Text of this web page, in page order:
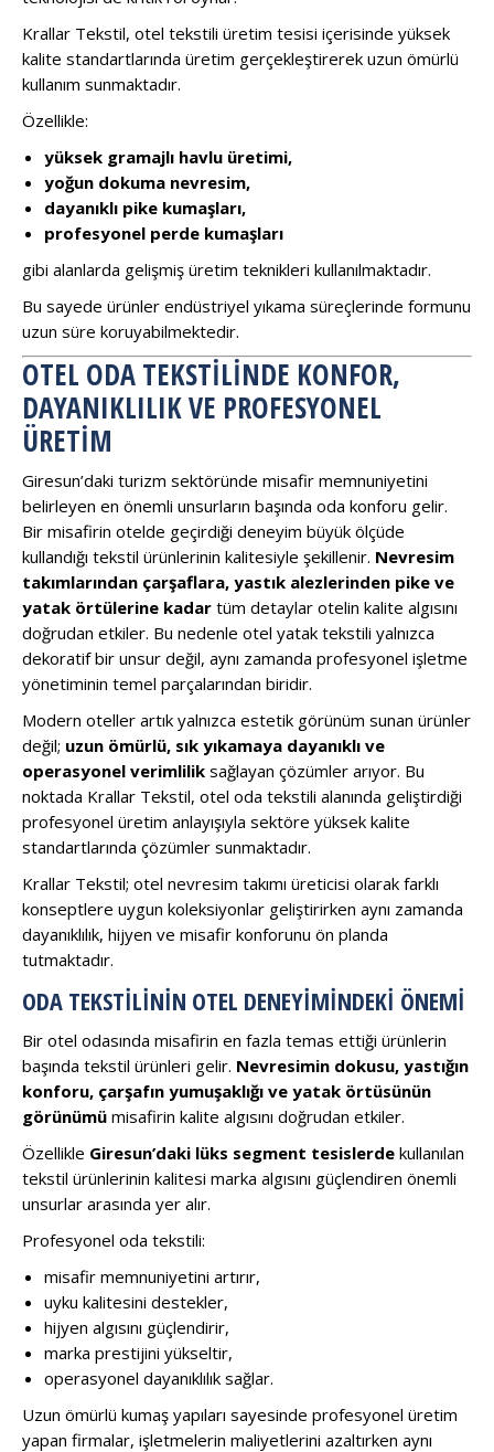
Krallar Tekstil, otel tekstili üretim tesisi içerisinde yüksek
kalite standartlarında üretim gerçekleştirerek uzun ömürlü
kullanım sunmaktadır.
Özellikle:
yüksek gramajlı havlu üretimi,
yoğun dokuma nevresim,
dayanıklı pike kumaşları,
profesyonel perde kumaşları
gibi alanlarda gelişmiş üretim teknikleri kullanılmaktadır.
Bu sayede ürünler endüstriyel yıkama süreçlerinde formunu
uzun süre koruyabilmektedir.
OTEL ODA TEKSTILINDE KONFOR,
DAYANIKLILIK VE PROFESYONEL
ÜRETIM
Giresun’daki turizm sektöründe misafir memnuniyetini
belirleyen en önemli unsurların başında oda konforu gelir.
Bir misafirin otelde geçirdiği deneyim büyük ölçüde
kullandığı tekstil ürünlerinin kalitesiyle şekillenir. Nevresim
takımlarından çarşaflara, yastık alezlerinden pike ve
yatak örtülerine kadar tüm detaylar otelin kalite algısını
doğrudan etkiler. Bu nedenle otel yatak tekstili yalnızca
dekoratif bir unsur değil, aynı zamanda profesyonel işletme
yönetiminin temel parçalarından biridir.
Modern oteller artık yalnızca estetik görünüm sunan ürünler
değil; uzun ömürlü, sık yıkamaya dayanıklı ve
operasyonel verimlilik sağlayan çözümler arıyor. Bu
noktada Krallar Tekstil, otel oda tekstili alanında geliştirdiği
profesyonel üretim anlayışıyla sektöre yüksek kalite
standartlarında çözümler sunmaktadır.
Krallar Tekstil; otel nevresim takımı üreticisi olarak farklı
konseptlere uygun koleksiyonlar geliştirirken aynı zamanda
dayanıklılık, hijyen ve misafir konforunu ön planda
tutmaktadır.
ODA TEKSTILININ OTEL DENEYIMINDEKI ÖNEMI
Bir otel odasında misafirin en fazla temas ettiği ürünlerin
başında tekstil ürünleri gelir. Nevresimin dokusu, yastığın
konforu, çarşafın yumuşaklığı ve yatak örtüsünün
görünümü misafirin kalite algısını doğrudan etkiler.
Özellikle Giresun’daki lüks segment tesislerde kullanılan
tekstil ürünlerinin kalitesi marka algısını güçlendiren önemli
unsurlar arasında yer alır.
Profesyonel oda tekstili:
misafir memnuniyetini artırır,
uyku kalitesini destekler,
hijyen algısını güçlendirir,
marka prestijini yükseltir,
operasyonel dayanıklılık sağlar.
Uzun ömürlü kumaş yapıları sayesinde profesyonel üretim
yapan firmalar, işletmelerin maliyetlerini azaltırken aynı